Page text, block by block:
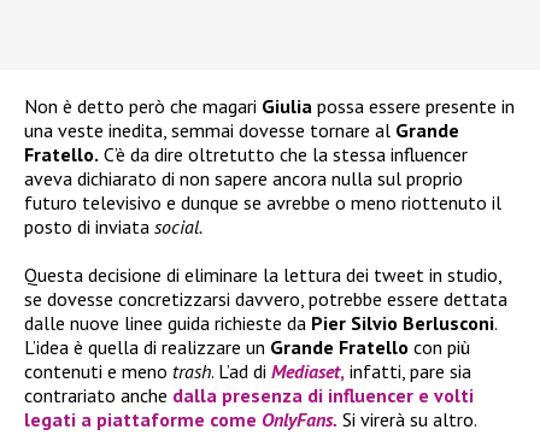
Non è detto però che magari Giulia possa essere presente in
una veste inedita, semmai dovesse tornare al Grande
Fratello. C’è da dire oltretutto che la stessa influencer
aveva dichiarato di non sapere ancora nulla sul proprio
futuro televisivo e dunque se avrebbe o meno riottenuto il
posto di inviata social.
Questa decisione di eliminare la lettura dei tweet in studio,
se dovesse concretizzarsi davvero, potrebbe essere dettata
dalle nuove linee guida richieste da Pier Silvio Berlusconi.
L’idea è quella di realizzare un Grande Fratello con più
contenuti e meno trash. L’ad di Mediaset, infatti, pare sia
contrariato anche dalla presenza di influencer e volti
legati a piattaforme come OnlyFans. Si virerà su altro.